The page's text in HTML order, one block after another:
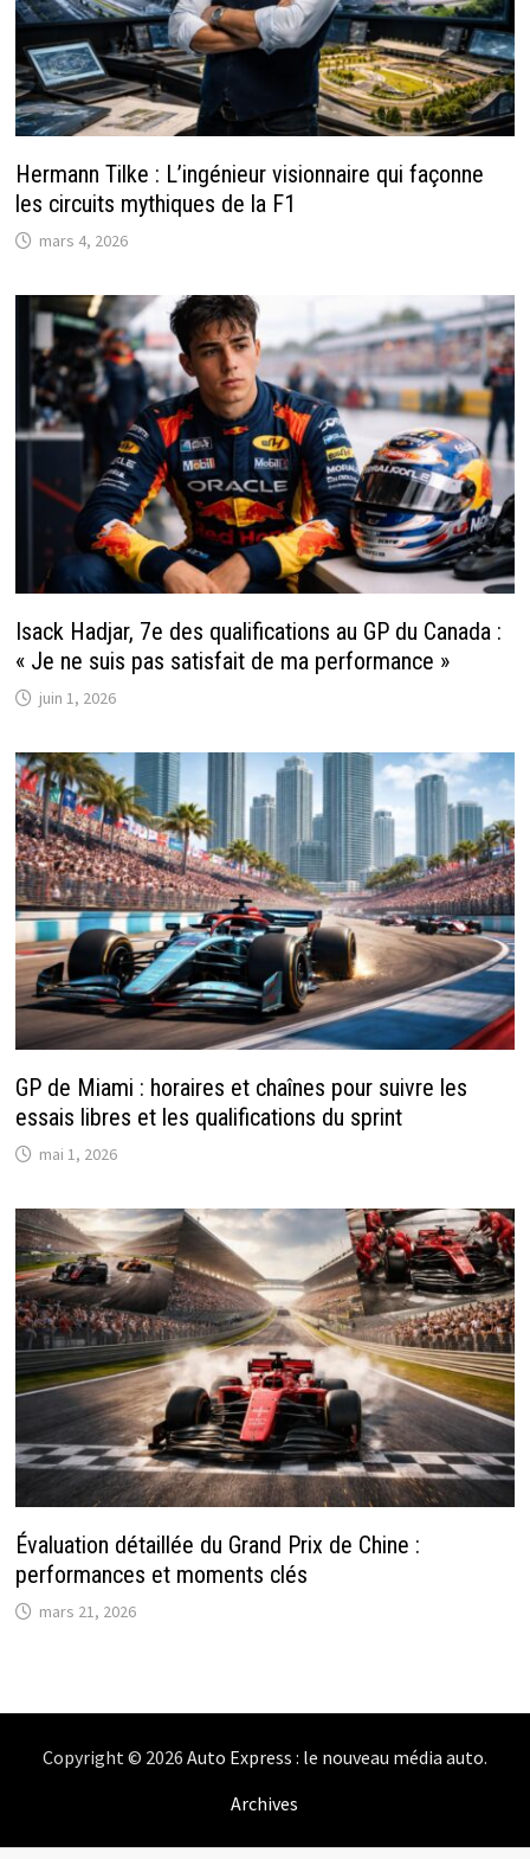
Hermann Tilke : L’ingénieur visionnaire qui façonne
les circuits mythiques de la F1
mars 4, 2026
Isack Hadjar, 7e des qualifications au GP du Canada :
« Je ne suis pas satisfait de ma performance »
juin 1, 2026
GP de Miami : horaires et chaînes pour suivre les
essais libres et les qualifications du sprint
mai 1, 2026
Évaluation détaillée du Grand Prix de Chine :
performances et moments clés
mars 21, 2026
Copyright © 2026 Auto Express : le nouveau média auto.
Archives